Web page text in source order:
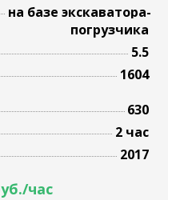
на базе экскаватора-
погрузчика
5.5
1604
630
2 час
2017
час